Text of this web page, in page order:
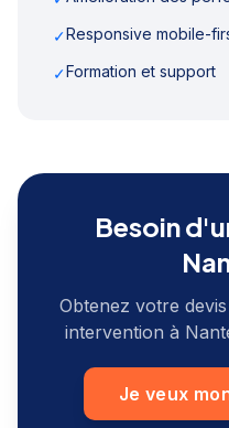
✓Responsive mobile-
✓Formation et support
Besoin
Obtenez votre
intervention à
Je veux